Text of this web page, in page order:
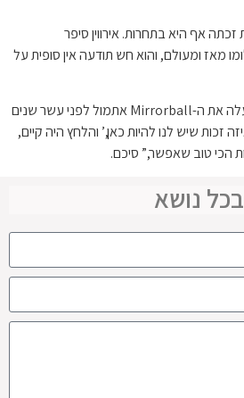
אף היא בתחרות. אירווין סיפר
מאז ומעולם, והוא חש תודעה אין סופית על
“זיכרוני שראיתי את אחותי מעלה את ה-Mirrorball אתמול לפני עשר שנים
זכות שיש לנו להיות כאן,’ והלחץ היה קיים,
הכי טוב שאפשר,” סיכם.
נושא